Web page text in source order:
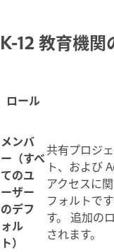
K-12 教育機関
ロール
メンバ
ー（すべ
てのユ
ーザー
のデフ
ォル
ト）
共有プロジ
ト、および
アクセスに
フォルトで
す。 追加の
されます。